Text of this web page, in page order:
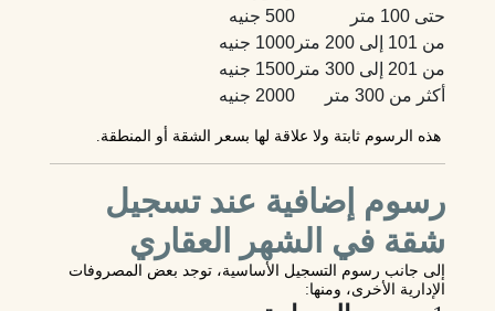
حتى 100 متر
500 جنيه
من 101 إلى 200 متر
1000 جنيه
من 201 إلى 300 متر
1500 جنيه
أكثر من 300 متر
2000 جنيه
هذه الرسوم ثابتة ولا علاقة لها بسعر الشقة أو المنطقة.
رسوم إضافية عند تسجيل
شقة في الشهر العقاري
إلى جانب رسوم التسجيل الأساسية، توجد بعض المصروفات
الإدارية الأخرى، ومنها: